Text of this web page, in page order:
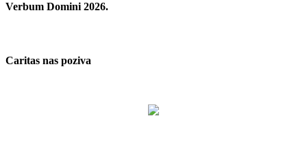
Verbum Domini 2026.
Caritas nas poziva